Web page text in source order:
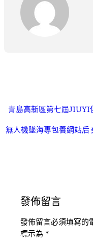
青島高新區第七屆JIUYI
無人機墜海專包養網站后
發佈留言
發佈留言必須填寫的
標示為 *